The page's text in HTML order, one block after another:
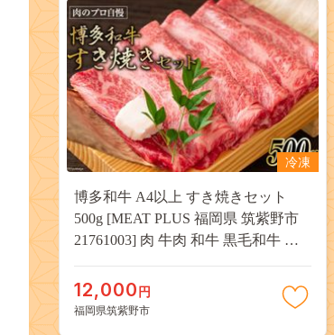
冷凍
博多和牛 A4以上 すき焼きセット
500g [MEAT PLUS 福岡県 筑紫野市
21761003] 肉 牛肉 和牛 黒毛和牛 す
12,000 円
福岡県筑紫野市